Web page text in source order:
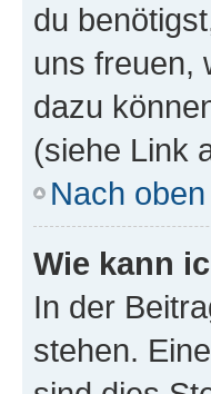
du
uns freuen,
dazu
(siehe Link
Nach oben
Wie kann
In der
stehen.